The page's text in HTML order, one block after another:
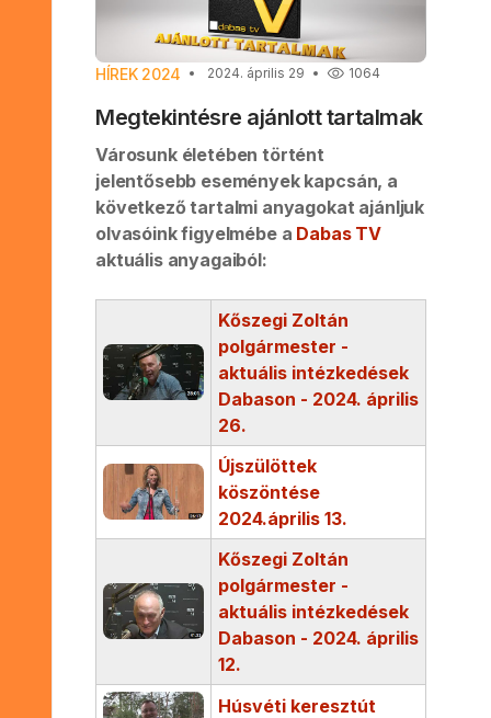
HÍREK 2024 2024. április 29 1064
Megtekintésre ajánlott tartalmak
Városunk életében történt
jelentősebb események kapcsán, a
következő tartalmi anyagokat ajánljuk
olvasóink figyelmébe a Dabas TV
aktuális anyagaiból:
Kőszegi Zoltán
polgármester -
aktuális intézkedések
Dabason - 2024. április
26.
Újszülöttek
köszöntése
2024.április 13.
Kőszegi Zoltán
polgármester -
aktuális intézkedések
Dabason - 2024. április
12.
Húsvéti keresztút